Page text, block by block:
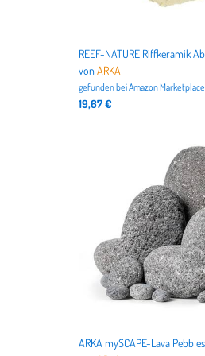
vonARKA
gefunden beiAmazon Marketplace
19,67 €